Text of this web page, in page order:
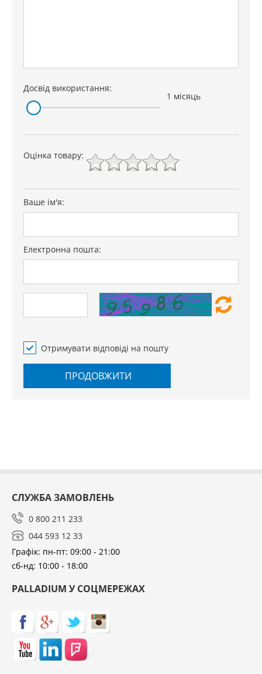
Досвід використання:
1 місяць
Оцінка товару:
Ваше ім'я:
Електронна пошта:
Отримувати відповіді на пошту
ПРОДОВЖИТИ
СЛУЖБА ЗАМОВЛЕНЬ
0 800 211 233
044 593 12 33
Графік: пн-пт: 09:00 - 21:00
сб-нд: 10:00 - 18:00
PALLADIUM У СОЦМЕРЕЖАХ